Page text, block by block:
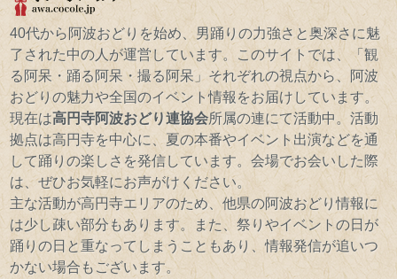
40代から阿波おどりを始め、男踊りの力強さと奥深さに魅
了された中の人が運営しています。このサイトでは、「観
る阿呆・踊る阿呆・撮る阿呆」それぞれの視点から、阿波
おどりの魅力や全国のイベント情報をお届けしています。
現在は高円寺阿波おどり連協会所属の連にて活動中。活動
拠点は高円寺を中心に、夏の本番やイベント出演などを通
して踊りの楽しさを発信しています。会場でお会いした際
は、ぜひお気軽にお声がけください。
主な活動が高円寺エリアのため、他県の阿波おどり情報に
は少し疎い部分もあります。また、祭りやイベントの日が
踊りの日と重なってしまうこともあり、情報発信が追いつ
かない場合もございます。